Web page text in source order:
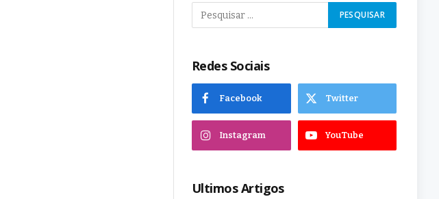
Redes Sociais
Facebook Twitter
Instagram YouTube
Ultimos Artigos